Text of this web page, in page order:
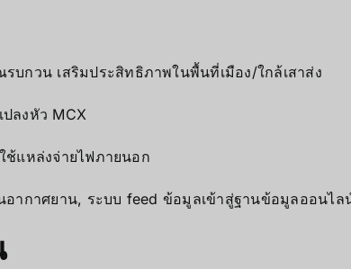
กวน เสริมประสิทธิภาพในพื้นที่เมือง/ใกล้เสาส่ง
ลงหัว MCX
ช้แหล่งจ่ายไฟภายนอก
อากาศยาน, ระบบ feed ข้อมูลเข้าสู่ฐานข้อมูลออนไล